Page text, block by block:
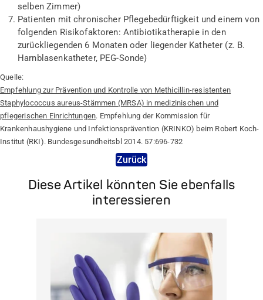
selben Zimmer)
Patienten mit chronischer Pflegebedürftigkeit und einem von
folgenden Risikofaktoren: Antibiotikatherapie in den
zurückliegenden 6 Monaten oder liegender Katheter (z. B.
Harnblasenkatheter, PEG-Sonde)
Quelle:
Empfehlung zur Prävention und Kontrolle von Methicillin-resistenten
Staphylococcus aureus-Stämmen (MRSA) in medizinischen und
pflegerischen Einrichtungen. Empfehlung der Kommission für
Krankenhaushygiene und Infektionsprävention (KRINKO) beim Robert Koch-
Institut (RKI). Bundesgesundheitsbl 2014. 57:696-732
Zurück
Diese Artikel könnten Sie ebenfalls
interessieren